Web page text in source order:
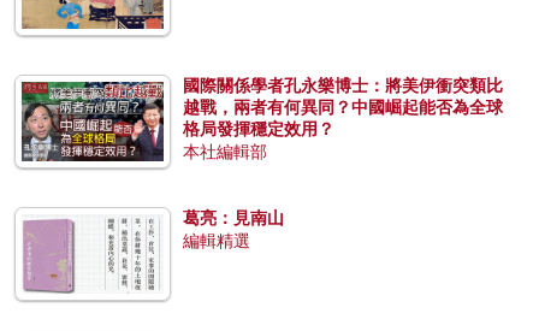
國際關係學者孔永樂博士：將美伊衝突類比
越戰，兩者有何異同？中國崛起能否為全球
格局發揮穩定效用？
本社編輯部
葛亮：見南山
編輯精選